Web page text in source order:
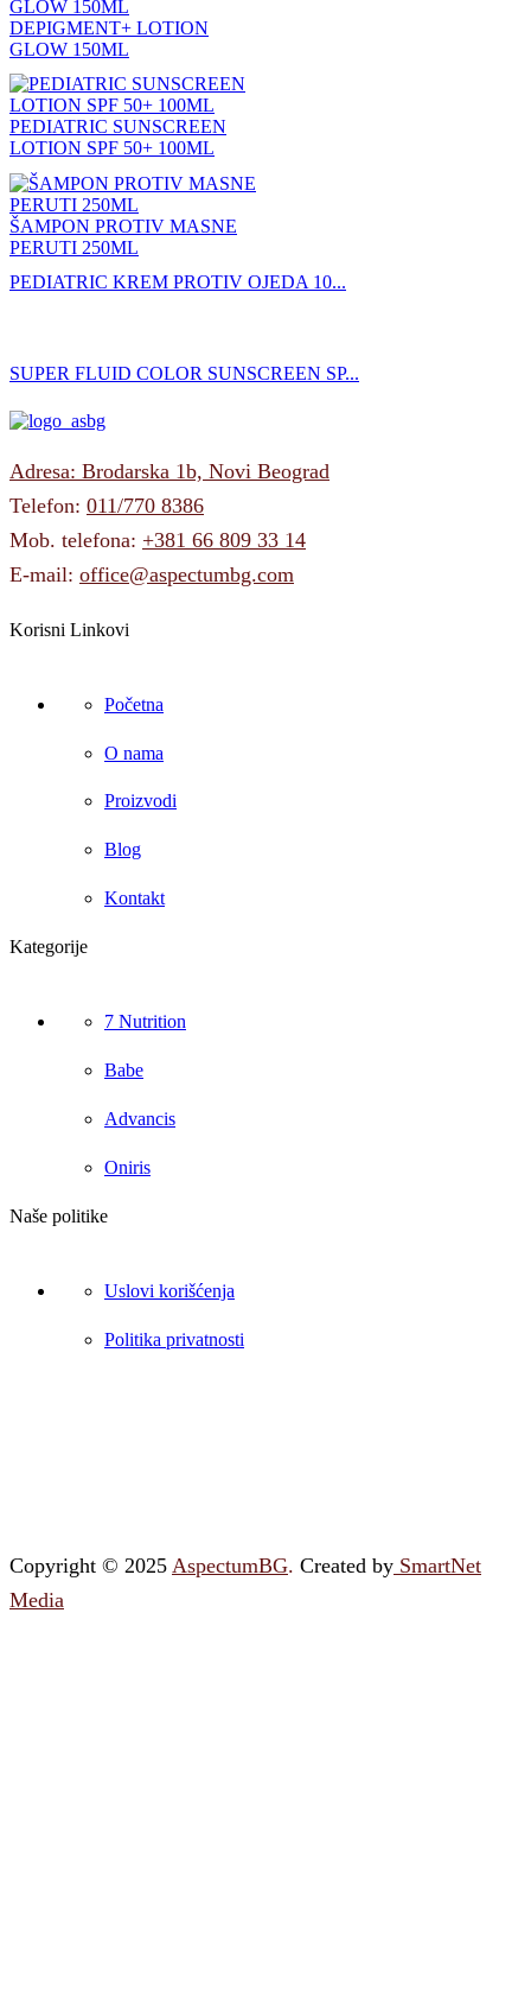
DEPIGMENT+ LOTION
GLOW 150ML
PEDIATRIC SUNSCREEN
LOTION SPF 50+ 100ML
ŠAMPON PROTIV MASNE
PERUTI 250ML
PEDIATRIC KREM PROTIV OJEDA 10...
SUPER FLUID COLOR SUNSCREEN SP...
Adresa: Brodarska 1b, Novi Beograd
Telefon: 011/770 8386
Mob. telefona: +381 66 809 33 14
E-mail: office@aspectumbg.com
Korisni Linkovi
Početna
O nama
Proizvodi
Blog
Kontakt
Kategorije
7 Nutrition
Babe
Advancis
Oniris
Naše politike
Uslovi korišćenja
Politika privatnosti
Copyright © 2025 AspectumBG. Created by SmartNet
Media